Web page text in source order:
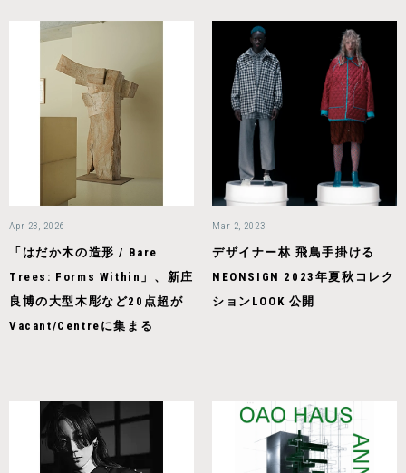
Apr 23, 2026
「はだか木の造形 / Bare
Trees: Forms Within」、新庄
良博の大型木彫など20点超が
Vacant/Centreに集まる
Mar 2, 2023
デザイナー林 飛鳥手掛ける
NEONSIGN 2023年夏秋コレク
ションLOOK 公開